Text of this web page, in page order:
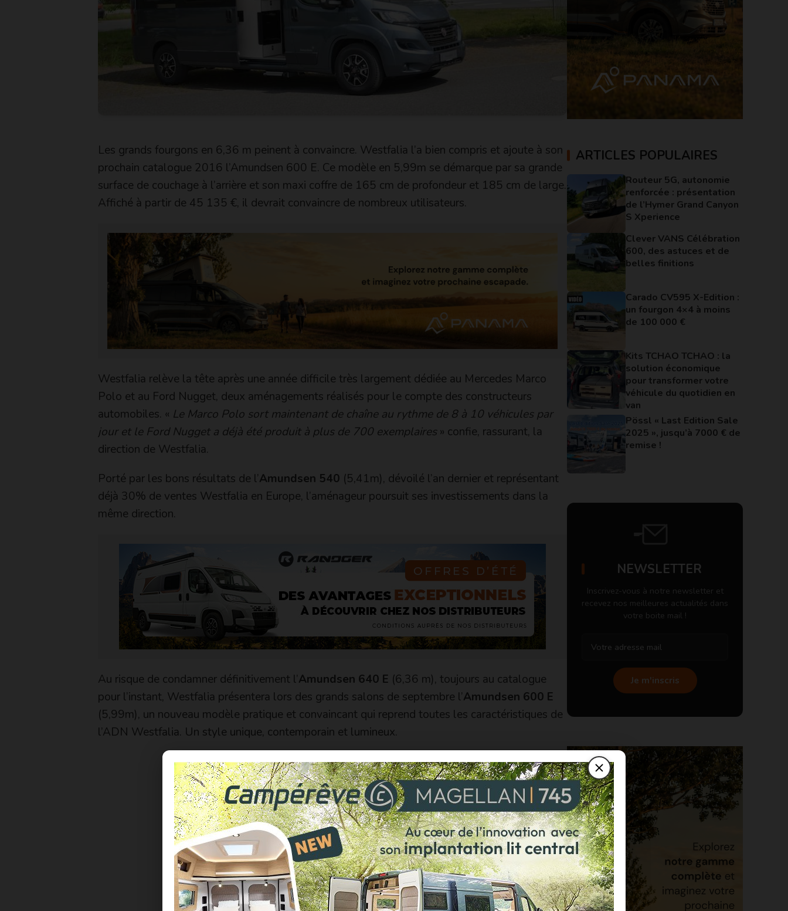
Les grands fourgons en 6,36 m peinent à convaincre. Westfalia l’a bien compris et ajoute à son
prochain catalogue 2016 l’Amundsen 600 E. Ce modèle en 5,99m se démarque par sa grande
surface de couchage à l’arrière et son maxi coffre de 165 cm de profondeur et 185 cm de large.
Affiché à partir de 45 135 €, il devrait convaincre de nombreux utilisateurs.
Westfalia relève la tête après une année difficile très largement dédiée au Mercedes Marco
Polo et au Ford Nugget, deux aménagements réalisés pour le compte des constructeurs
automobiles. « Le Marco Polo sort maintenant de chaîne au rythme de 8 à 10 véhicules par
jour et le Ford Nugget a déjà été produit à plus de 700 exemplaires» confie, rassurant, la
direction de Westfalia.
Porté par les bons résultats de l’Amundsen 540 (5,41m), dévoilé l’an dernier et représentant
déjà 30% de ventes Westfalia en Europe, l’aménageur poursuit ses investissements dans la
même direction.
Au risque de condamner définitivement l’Amundsen 640 E (6,36 m), toujours au catalogue
pour l’instant, Westfalia présentera lors des grands salons de septembre l’Amundsen 600 E
(5,99m), un nouveau modèle pratique et convaincant qui reprend toutes les caractéristiques de
l’ADN Westfalia. Un style unique, contemporain et lumineux.
ARTICLES POPULAIRES
Routeur 5G, autonomie
renforcée : présentation
de l’Hymer Grand Canyon
S Xperience
Clever VANS Célébration
600, des astuces et de
belles finitions
Carado CV595 X-Edition :
un fourgon 4×4 à moins
de 100 000 €
Kits TCHAO TCHAO : la
solution économique
pour transformer votre
véhicule du quotidien en
van
Pössl « Last Edition Sale
2025 », jusqu’à 7000 € de
remise !
NEWSLETTER
Inscrivez-vous à notre newsletter et
recevez nos meilleures actualités dans
votre boite mail !
Je m'inscris